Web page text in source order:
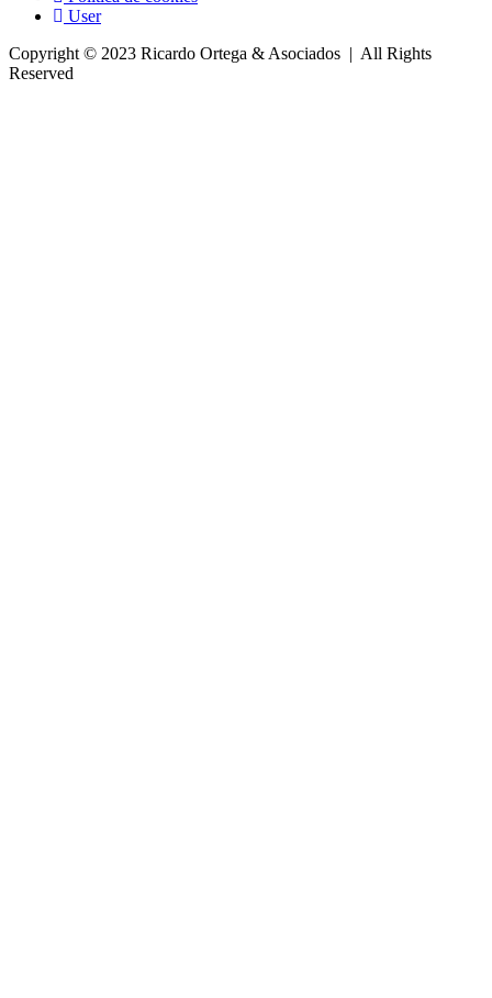
User
Copyright © 2023 Ricardo Ortega & Asociados | All Rights
Reserved